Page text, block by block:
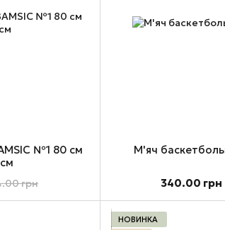
№1 80 см
грн
М'яч
340.00 грн
НОВИНКА